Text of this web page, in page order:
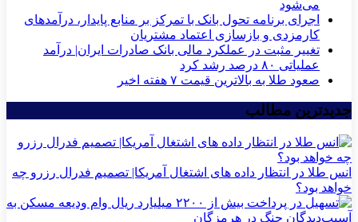
می‌شود
اجرای برنامه تحول بانک با تمرکز بر منابع پایدار، درآمدهای
کارمزدی و بازسازی اعتماد مشتریان
تغییر مثبت در عملکرد مالی بانک صادرات ایران| درآمد
عملیاتی ۸۰ درصد رشد کرد
صعود طلا به بالاترین قیمت ۷ هفته اخیر
جدیدترین مطالب
انس طلا در انتظار داده های اشتغال آمریکا| تصمیم فدرال رزرو چه
خواهد بود؟